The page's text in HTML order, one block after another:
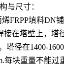
与尺寸：
填料DN
在塔壁上，
塔径在1400-
每块重量不能过